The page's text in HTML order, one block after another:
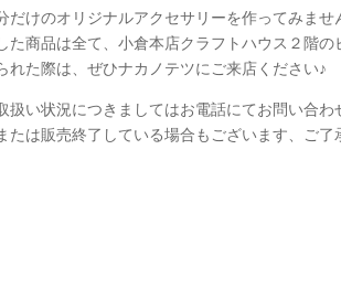
だけのオリジナルアクセサリーを作ってみませ
た商品は全て、小倉本店クラフトハウス２階の
れた際は、ぜひナカノテツにご来店ください♪
扱い状況につきましてはお電話にてお問い合わ
たは販売終了している場合もございます、ご了